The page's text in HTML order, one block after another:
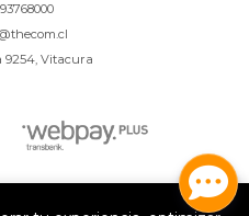
9254, Vitacura
Mejores Precios © 2026